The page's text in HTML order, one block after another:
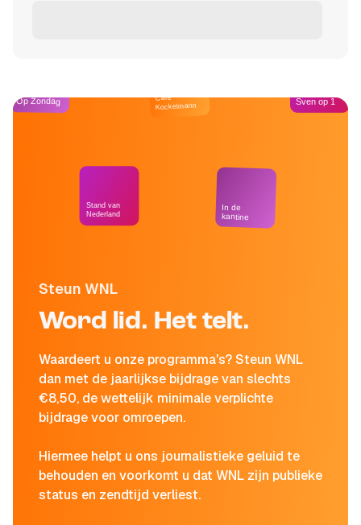
Steun WNL
Word lid. Het telt.
Waardeert u onze programma's? Steun WNL
dan met de jaarlijkse bijdrage van slechts
€8,50, de wettelijk minimale verplichte
bijdrage voor omroepen.
Hiermee helpt u ons journalistieke geluid te
behouden en voorkomt u dat WNL zijn publieke
status en zendtijd verliest.
Op Zondag
Stand van
Nederland
Café
Kockelmann
In de
kantine
Sven op 1